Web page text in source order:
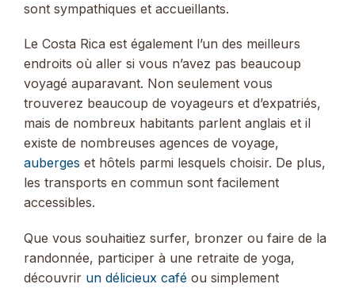
sont sympathiques et accueillants.
Le Costa Rica est également l’un des meilleurs
endroits où aller si vous n’avez pas beaucoup
voyagé auparavant. Non seulement vous
trouverez beaucoup de voyageurs et d’expatriés,
mais de nombreux habitants parlent anglais et il
existe de nombreuses agences de voyage,
auberges et hôtels parmi lesquels choisir. De plus,
les transports en commun sont facilement
accessibles.
Que vous souhaitiez surfer, bronzer ou faire de la
randonnée, participer à une retraite de yoga,
découvrir un délicieux café ou simplement